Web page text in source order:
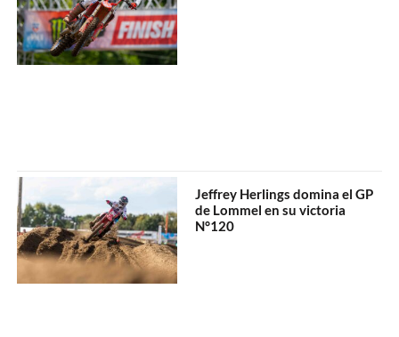
Jeffrey Herlings domina el GP
de Lommel en su victoria
N°120